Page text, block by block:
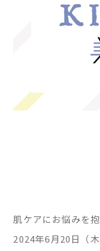
肌ケアにお悩みを
2024年6月20日（